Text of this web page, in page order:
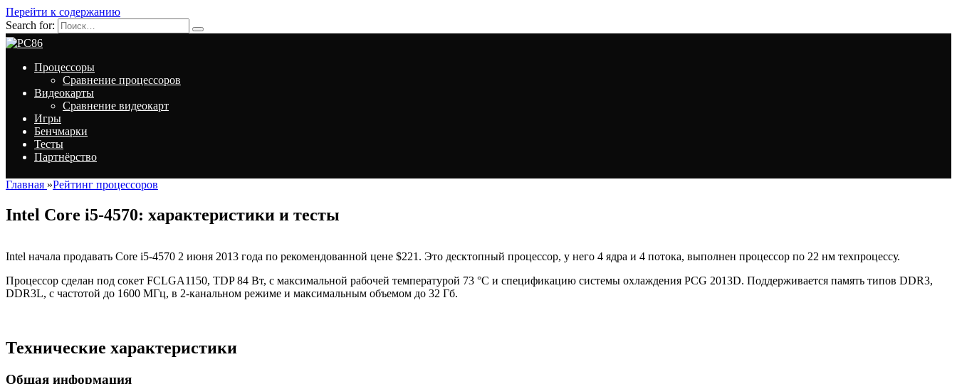
Перейти к содержанию
Search for:
Процессоры
Сравнение процессоров
Видеокарты
Сравнение видеокарт
Игры
Бенчмарки
Тесты
Партнёрство
Главная »Рейтинг процессоров
Intel Core i5-4570: характеристики и тесты
Intel начала продавать Core i5-4570 2 июня 2013 года по рекомендованной цене $221. Это десктопный процессор, у него 4 ядра и 4 потока, выполнен процессор по 22 нм техпроцессу.
Процессор сделан под сокет FCLGA1150, TDP 84 Вт, с максимальной рабочей температурой 73 °C и спецификацию системы охлаждения PCG 2013D. Поддерживается память типов DDR3,
DDR3L, с частотой до 1600 МГц, в 2-канальном режиме и максимальным объемом до 32 Гб.
Технические характеристики
Общая информация